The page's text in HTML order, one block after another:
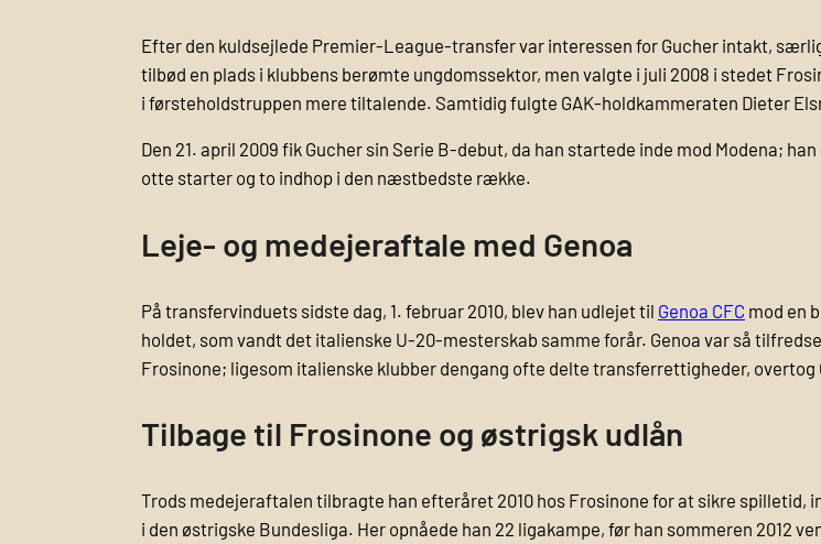
Efter den kuldsejlede Premier-League-transfer var interessen for Gucher intakt,
tilbød en plads i klubbens berømte ungdomssektor, men valgte i juli 2008 i stedet
i førsteholdstruppen mere tiltalende. Samtidig fulgte GAK-holdkammeraten Dieter
Den 21. april 2009 fik Gucher sin Serie B-debut, da han startede inde mod Modena;
otte starter og to indhop i den næstbedste række.
Leje- og medejer­aftale med Genoa
På transfervinduets sidste dag, 1. februar 2010, blev han udlejet til Genoa CFC mod en
holdet, som vandt det italienske U-20-mesterskab samme forår. Genoa var så
Frosinone; ligesom italienske klubber dengang ofte delte transferrettigheder, overtog
Tilbage til Frosinone og østrigsk udlån
Trods medejer­aftalen tilbragte han efteråret 2010 hos Frosinone for at sikre spilletid,
i den østrigske Bundesliga. Her opnåede han 22 ligakampe, før han sommeren 2012